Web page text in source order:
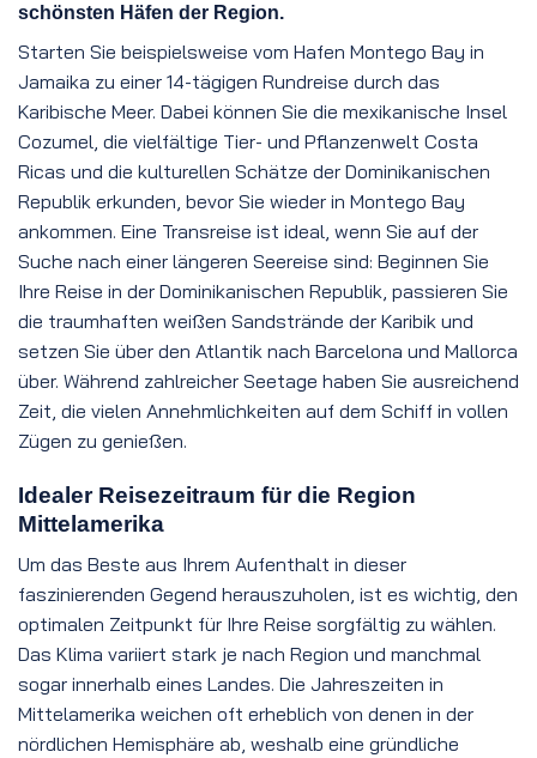
schönsten Häfen der Region.
Starten Sie beispielsweise vom Hafen Montego Bay in
Jamaika zu einer 14-tägigen Rundreise durch das
Karibische Meer. Dabei können Sie die mexikanische Insel
Cozumel, die vielfältige Tier- und Pflanzenwelt Costa
Ricas und die kulturellen Schätze der Dominikanischen
Republik erkunden, bevor Sie wieder in Montego Bay
ankommen. Eine Transreise ist ideal, wenn Sie auf der
Suche nach einer längeren Seereise sind: Beginnen Sie
Ihre Reise in der Dominikanischen Republik, passieren Sie
die traumhaften weißen Sandstrände der Karibik und
setzen Sie über den Atlantik nach Barcelona und Mallorca
über. Während zahlreicher Seetage haben Sie ausreichend
Zeit, die vielen Annehmlichkeiten auf dem Schiff in vollen
Zügen zu genießen.
Idealer Reisezeitraum für die Region
Mittelamerika
Um das Beste aus Ihrem Aufenthalt in dieser
faszinierenden Gegend herauszuholen, ist es wichtig, den
optimalen Zeitpunkt für Ihre Reise sorgfältig zu wählen.
Das Klima variiert stark je nach Region und manchmal
sogar innerhalb eines Landes. Die Jahreszeiten in
Mittelamerika weichen oft erheblich von denen in der
nördlichen Hemisphäre ab, weshalb eine gründliche